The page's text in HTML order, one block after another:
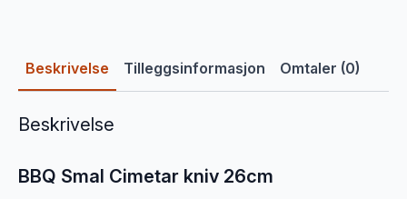
Beskrivelse Tilleggsinformasjon Omtaler (0)
Beskrivelse
BBQ Smal Cimetar kniv 26cm